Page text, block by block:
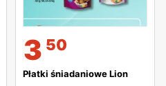
3 50
Płatki śniadaniowe Lion